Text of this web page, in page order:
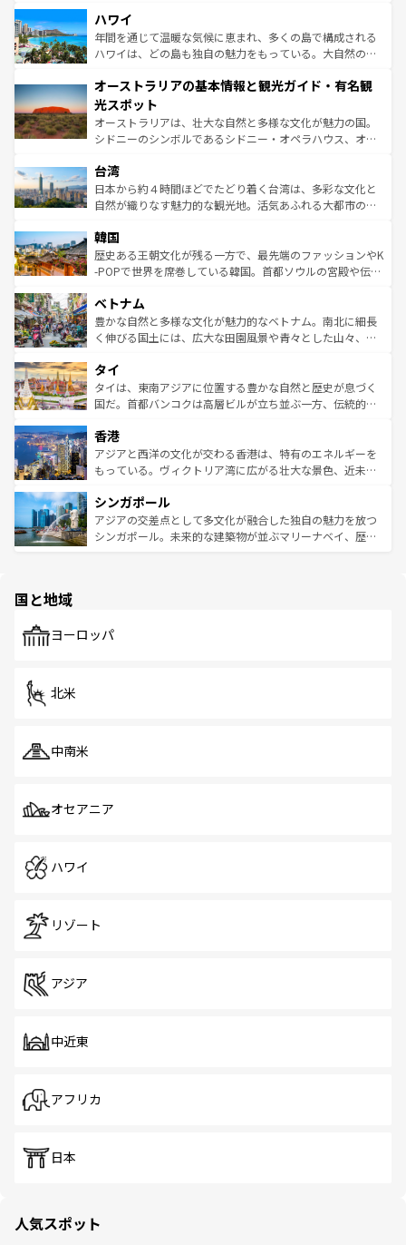
着のスイス情報は
のような巨大都市は、観光、ショッピング、エンターテイ
ンメントが詰まった刺激的なスポットだ。一方、アメリカ
西部には大自然が広がり、グランドキャニオンやイエロー
部のニューオーリンズでは、音楽と美食が融合した独特の
文化が魅力。旅行者はアメリカの各地域で異なる魅力を楽
しみながら、その多様性と豊かな歴史を感じることができ
るだろう。車でのロードトリップや列車の旅も、アメリカ
情報は
ハワイ
年間を通じて温暖な気候に恵まれ、多くの島で構成される
ハワイは、どの島も独自の魅力をもっている。大自然の神
ワイ島は見逃せない。また、定番の観光地といえばオアフ
島だが、静かな自然を求めるならマウイ島やカウアイ島が
おすすめ。エメラルドグリーンに輝く海をはじめ、豊かな
文化や歴史が息づいている。「アロハスピリット」と呼ば
人々、おいしいローカルフードやハワイアンミュージッ
ク、伝統的なフラダンスなど、すべてがハワイの魅力を彩
っている。訪れるたびに新しい発見と感動が待っているハ
はコンテンツ一覧
オーストラリアの基本情報と観光ガイド・有名観
光スポット
オーストラリアは、壮大な自然と多様な文化が魅力の国。
シドニーのシンボルであるシドニー・オペラハウス、オー
リアリーフや大陸中央部にそびえるウルル（エアーズロッ
ク）、タスマニアの美しい原生林やケアンズの熱帯雨林な
ど、見どころがたくさん。また、カフェやワイン、オージ
いる。アクティビティも充実しており、サーフィンやダイ
ビング、ハイキングなど、アウトドア好きにはたまらな
い。オーストラリアの多彩な魅力を存分に味わいつくそ
参照してほしい。
台湾
日本から約４時間ほどでたどり着く台湾は、多彩な文化と
自然が織りなす魅力的な観光地。活気あふれる大都市の台
ン）、静ひつな山岳地帯である台湾東部など、都市の喧騒
と山間の静けさが共存しており、訪れる人に新しい発見と
驚きをもたらしてくれる。また、奥深い台湾の食文化も魅
容にもいいと評判のスイーツなど、バラエティ豊かな料理
が味わえる。 なお、新着の台湾情報は コンテンツ一覧を参
照してほしい。
韓国
歴史ある王朝文化が残る一方で、最先端のファッションやK
-POPで世界を席巻している韓国。首都ソウルの宮殿や伝統
き、地方に足を延ばせば四季折々の自然美を楽しむことが
できる。そして、キムチや焼肉、絶品のストリートフード
まで、さまざまな韓国料理が待っている。夜には、韓国な
リティに包まれながら、韓国の多彩な魅力を心ゆくまで味
わってみてほしい。 なお、新着の韓国情報はコンテンツ一
覧を参照してほしい。
ベトナム
豊かな自然と多様な文化が魅力的なベトナム。南北に細長
く伸びる国土には、広大な田園風景や青々とした山々、世
急速な発展と共に伝統が息づく。ハノイの古い町並みやホ
ーチミン市のフランス統治時代の建物も、独特の雰囲気を
醸し出している。また、バラエティの豊かさとおいしさで
とつ。フォーやバインミー、ベトナムコーヒーなどは、ぜ
ひ現地で味わいたい。どの地域を訪れてもあたたかい人々
が旅行者を迎えてくれるので、きっと忘れられない旅にな
参照してほしい。
タイ
タイは、東南アジアに位置する豊かな自然と歴史が息づく
国だ。首都バンコクは高層ビルが立ち並ぶ一方、伝統的な
の活気が交差している。北部ではチェンマイなどの山岳地
帯で自然と触れ合い、南部ではプーケットやクラビの美し
いビーチでリゾート気分を楽しむことができる。タイ料理
激する。気候は一年中温暖で、どの季節にも異なる楽しみ
が待っている。親しみやすいタイの人々、仏教を中心とし
た文化、そして多様な観光資源が、訪れる旅人を魅了し続
香港
アジアと西洋の文化が交わる香港は、特有のエネルギーを
もっている。ヴィクトリア湾に広がる壮大な景色、近未来
み、どこを訪れても感動するはず。観光スポットが密集し
ており、効率よく見どころを回れるのも魅力。息をのむよ
うな絶景から文化的な体験まで、香港を存分に楽しみ尽く
シンガポール
アジアの交差点として多文化が融合した独自の魅力を放つ
シンガポール。未来的な建築物が並ぶマリーナベイ、歴史
で、ホーカーズは地元の風情を楽しめる外せないスポット
国と地域
ヨーロッパ
北米
中南米
オセアニア
ハワイ
リゾート
アジア
中近東
アフリカ
日本
人気スポット